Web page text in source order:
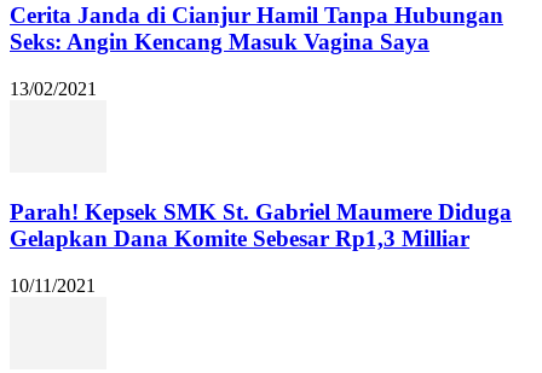
Cerita Janda di Cianjur Hamil Tanpa Hubungan
Seks: Angin Kencang Masuk Vagina Saya
13/02/2021
Parah! Kepsek SMK St. Gabriel Maumere Diduga
Gelapkan Dana Komite Sebesar Rp1,3 Milliar
10/11/2021